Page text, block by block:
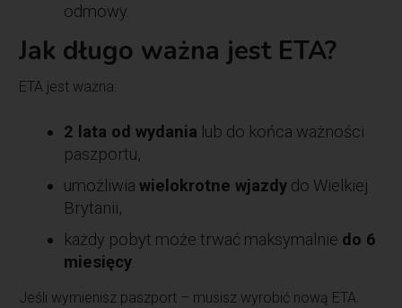
odmowy.
Jak długo ważna jest ETA?
ETA jest ważna:
2 lata od wydania lub do końca ważności
paszportu,
umożliwiawielokrotne wjazdy do Wielkiej
Brytanii,
każdy pobyt może trwać maksymalnie do 6
miesięcy.
Jeśli wymienisz paszport – musisz wyrobić nową ETA.